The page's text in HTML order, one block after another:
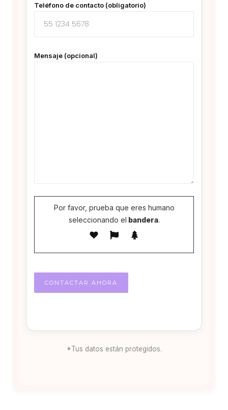
Teléfono de contacto (obligatorio)
Mensaje (opcional)
Por favor, prueba que eres humano
seleccionando el bandera.
*Tus datos están protegidos.